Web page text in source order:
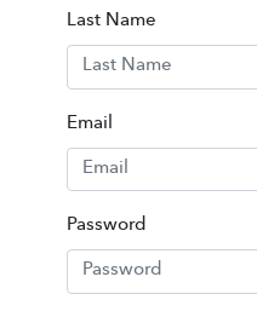
Last Name
Email
Password